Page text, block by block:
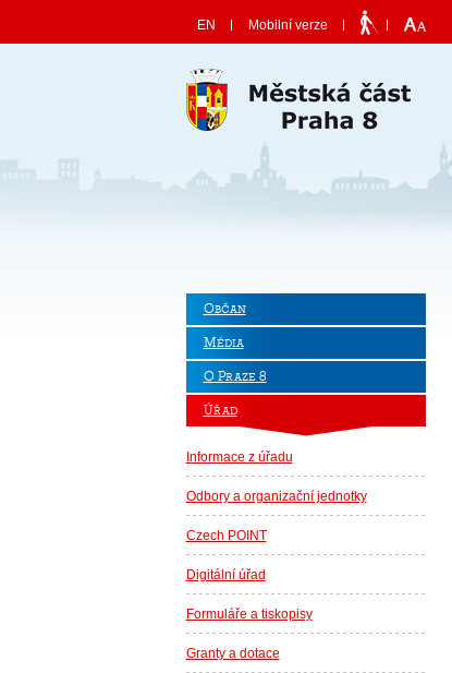
EN Mobilní verze
Občan
Média
O Praze 8
Úřad
Informace z úřadu
Odbory a organizační jednotky
Czech POINT
Digitální úřad
Formuláře a tiskopisy
Granty a dotace